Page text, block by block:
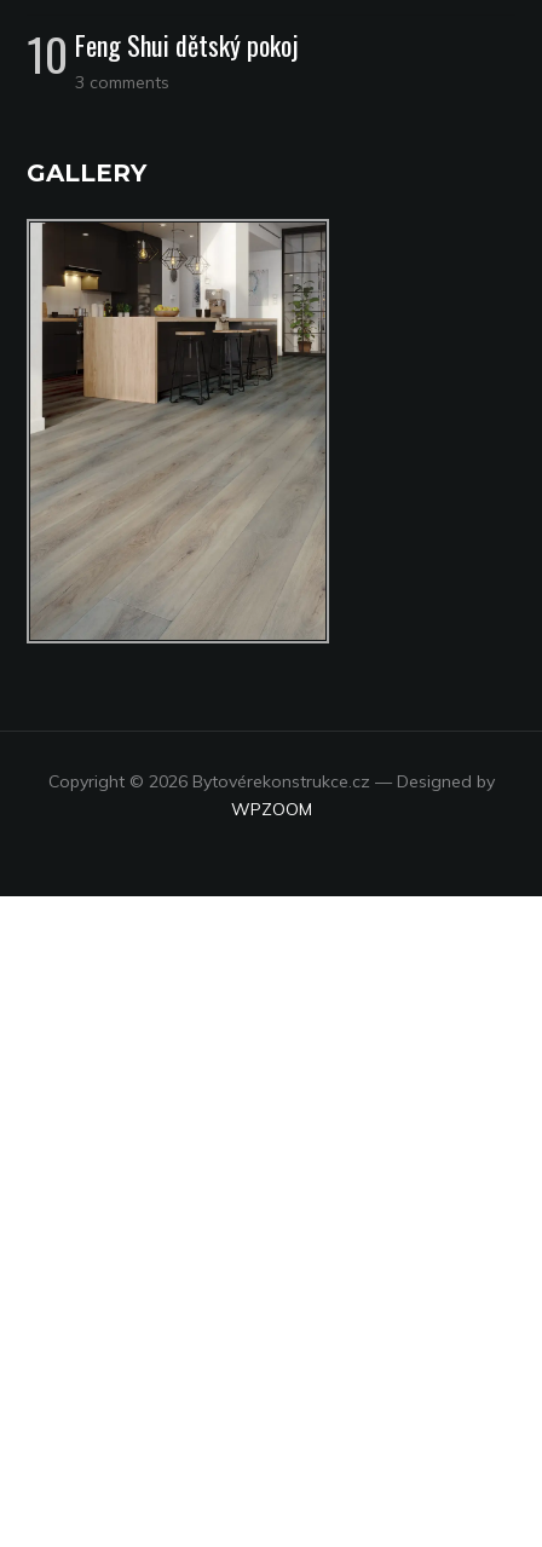
Feng Shui dětský pokoj
3 comments
GALLERY
Copyright © 2026 Bytovérekonstrukce.cz — Designed by
WPZOOM